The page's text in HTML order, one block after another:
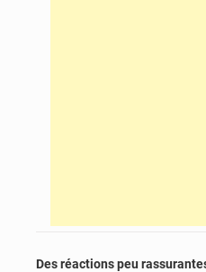
Des réactions peu